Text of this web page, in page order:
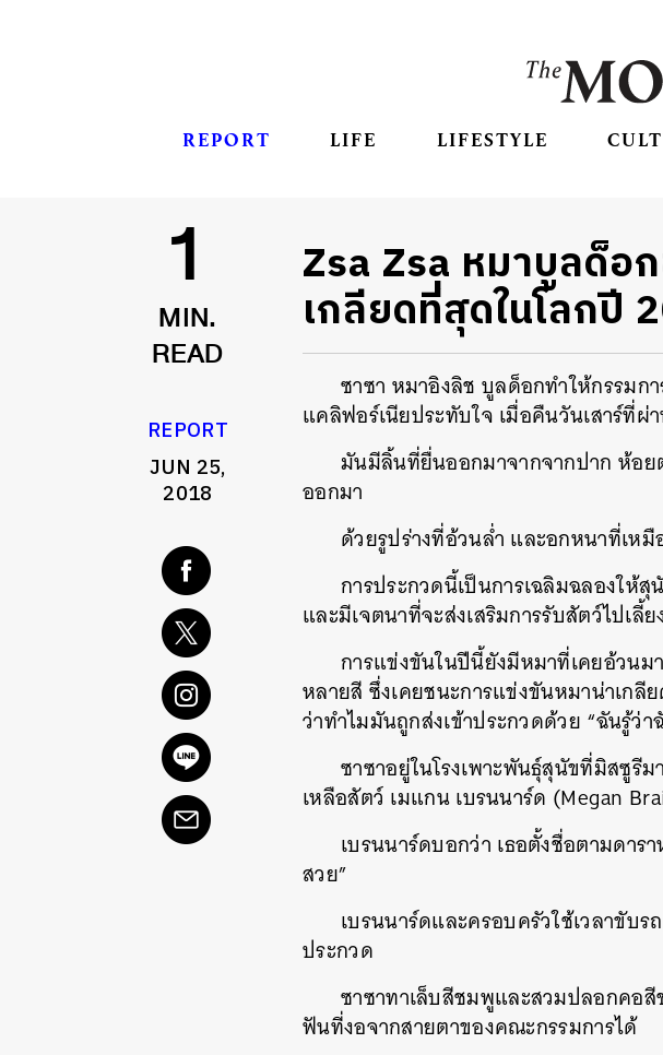
REPORT LIFE LIFESTYLE
1
MIN.
READ
REPORT
JUN 25,
2018
Zsa Zsa หมาบูลด็อ
เกลียดที่สุดในโลกปี
ซาซา หมาอิงลิช บูลด็อกทำให้กรรมก
แคลิฟอร์เนียประทับใจ เมื่อคืนวันเสาร์ที่ผ่
มันมีลิ้นที่ยื่นออกมาจากจากปาก ห้อ
ออกมา
ด้วยรูปร่างที่อ้วนล่ำ และอกหนาที่เห
การประกวดนี้เป็นการเฉลิมฉลองให้
และมีเจตนาที่จะส่งเสริมการรับสัตว์ไปเลี้ย
การแข่งขันในปีนี้ยังมีหมาที่เคยอ้วน
หลายสี ซึ่งเคยชนะการแข่งขันหมาน่าเก
ว่าทำไมมันถูกส่งเข้าประกวดด้วย “ฉันรู้ว่
ซาซาอยู่ในโรงเพาะพันธุ์สุนัขที่มิสซูรี
เหลือสัตว์ เมแกน เบรนนาร์ด (Megan
เบรนนาร์ดบอกว่า เธอตั้งชื่อตามดาร
สวย”
เบรนนาร์ดและครอบครัวใช้เวลาขับ
ประกวด
ซาซาทาเล็บสีชมพูและสวมปลอกคอ
ฟันที่งอจากสายตาของคณะกรรมการได้